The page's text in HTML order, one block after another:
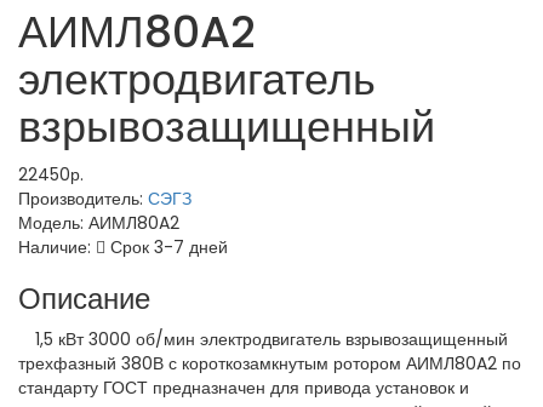
АИМЛ80A2
электродвигатель
взрывозащищенный
22450р.
Производитель: СЭГЗ
Модель: АИМЛ80A2
Наличие:
Срок 3-7 дней
Описание
1,5 кВт 3000 об/мин электродвигатель взрывозащищенный
трехфазный 380В с короткозамкнутым ротором АИМЛ80A2 по
стандарту ГОСТ предназначен для привода установок и